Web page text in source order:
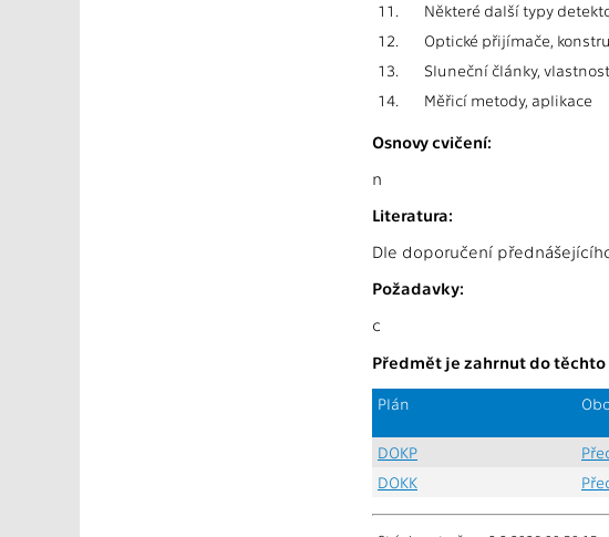
11.
Některé další typy
12.
Optické přijímače,
13.
Sluneční články,
14.
Měřicí metody, aplikace
Osnovy cvičení:
n
Literatura:
Dle doporučení
Požadavky:
c
Předmět je zahrnut do
Plán
DOKP
DOKK